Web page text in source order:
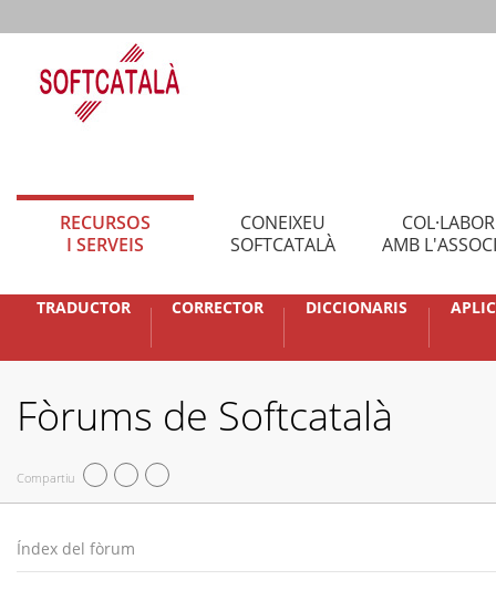
RECURSOS
I SERVEIS
CONEIXEU
SOFTCATALÀ
AMB
TRADUCTOR CORRECTOR DICCIONARIS
Fòrums de Softcatalà
Compartiu
Índex del fòrum